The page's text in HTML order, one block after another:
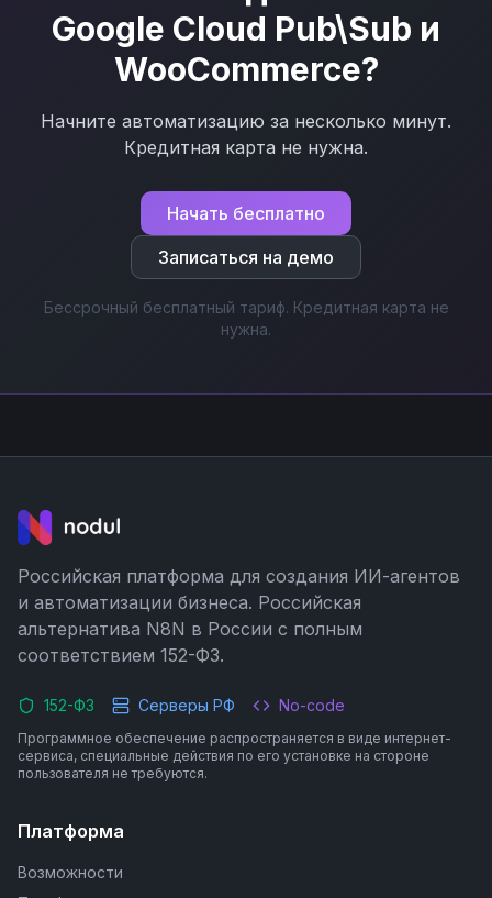
Google Cloud Pub\Sub и
WooCommerce?
Начните автоматизацию за несколько минут.
Кредитная карта не нужна.
Начать бесплатно
Записаться на демо
Бессрочный бесплатный тариф. Кредитная карта не
нужна.
Российская платформа для создания ИИ-агентов
и автоматизации бизнеса. Российская
альтернатива N8N в России с полным
соответствием 152-ФЗ.
152-ФЗ Серверы РФ No-code
Программное обеспечение распространяется в виде интернет-
сервиса, специальные действия по его установке на стороне
пользователя не требуются.
Платформа
Возможности